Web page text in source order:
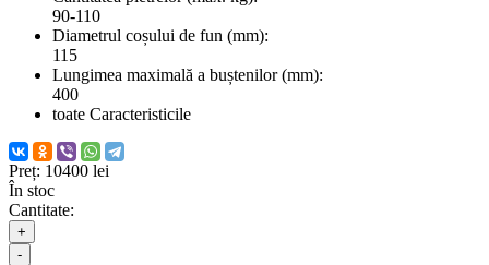
90-110
Diametrul coșului de fun (mm):
115
Lungimea maximală a buștenilor (mm):
400
toate Caracteristicile
Preț: 10400 lei
În stoc
Cantitate:
+
-